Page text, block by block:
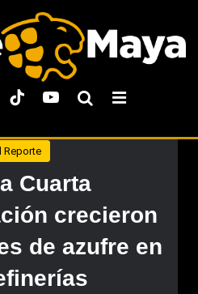
Reporte
Cuarta
crecieron
de azufre en